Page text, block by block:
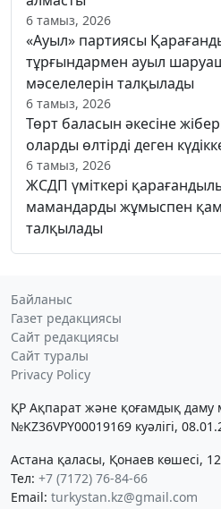
6 тамыз, 2026
«Ауыл» партиясы
тұрғындармен ауыл
мәселелерін талқылады
6 тамыз, 2026
Төрт баласын әкесіне
оларды өлтірді деген
6 тамыз, 2026
ЖСДП үміткері
мамандарды жұмыспен
талқылады
Байланыс
Газет редакциясы
Сайт редакциясы
Сайт туралы
Privacy Policy
ҚР Ақпарат және қоғамдық даму
№KZ36VPY00019169 куәлігі,
Астана қаласы, Қонаев көшесі,
Тел: +7 (7172) 76-84-66
Email: turkystan.kz@gmail.com